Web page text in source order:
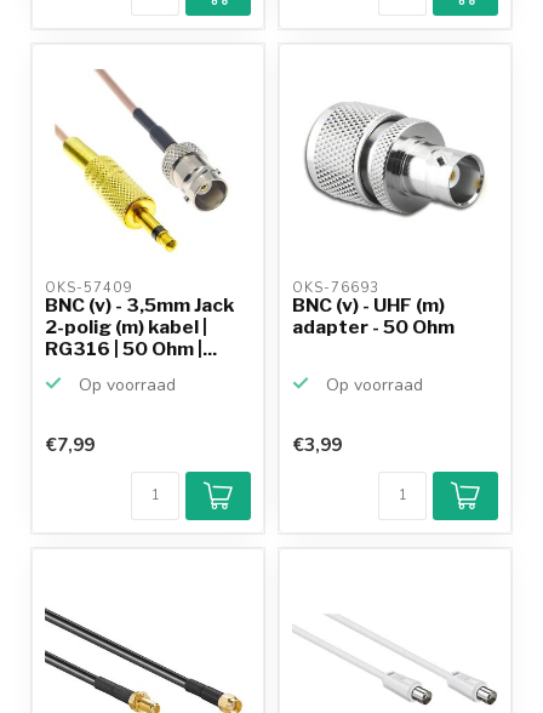
OKS-57409
BNC (v) - 3,5mm Jack
2-polig (m) kabel |
RG316 | 50 Ohm |...
Op voorraad
€7,99
OKS-76693
BNC (v) - UHF (m)
adapter - 50 Ohm
Op voorraad
€3,99